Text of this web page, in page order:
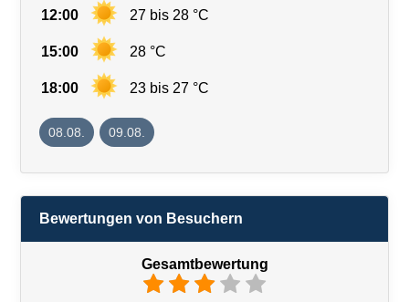
12:00 27 bis 28 °C
15:00 28 °C
18:00 23 bis 27 °C
08.08. 09.08.
Bewertungen von Besuchern
Gesamtbewertung